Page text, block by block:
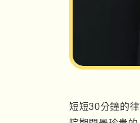
短短30分鐘的